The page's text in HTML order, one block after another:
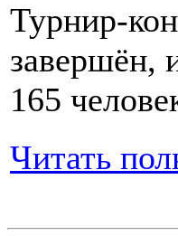
Турнир-
завершён,
165
Читать